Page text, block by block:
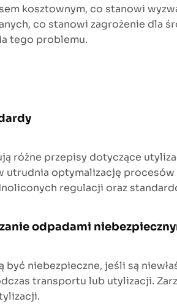
kosztownym, co stanowi
co stanowi zagrożenie dla
tego problemu.
różne przepisy dotyczące
utrudnia optymalizację
regulacji oraz
odpadami
niebezpieczne, jeśli są
transportu lub utylizacji.